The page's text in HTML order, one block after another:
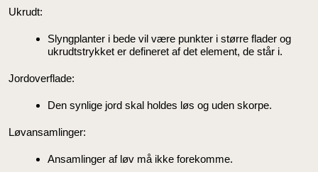
Ukrudt:
Slyngplanter i bede vil være punkter i større flader og
ukrudtstrykket er defineret af det element, de står i.
Jordoverflade:
Den synlige jord skal holdes løs og uden skorpe.
Løvansamlinger:
Ansamlinger af løv må ikke forekomme.